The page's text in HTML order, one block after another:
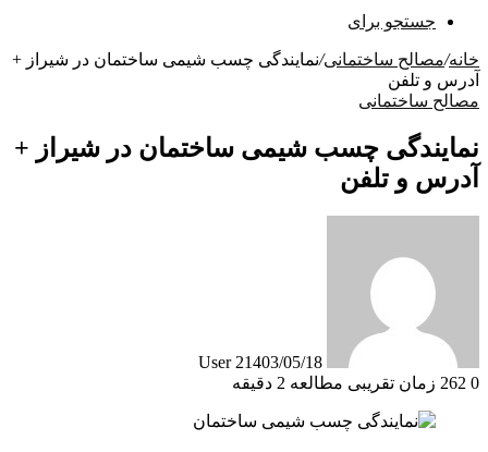
جستجو برای
خانه/مصالح ساختمانی/نمایندگی چسب شیمی ساختمان در شیراز +
آدرس و تلفن
مصالح ساختمانی
نمایندگی چسب شیمی ساختمان در شیراز +
آدرس و تلفن
User 21403/05/18
0
زمان تقریبی مطالعه 2 دقیقه